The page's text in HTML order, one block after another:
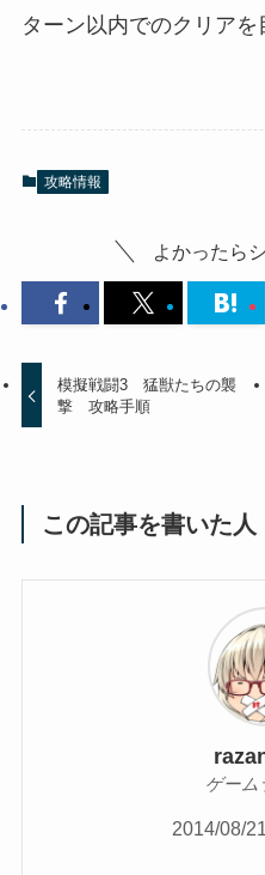
ターン以内でのクリアを
攻略情報
よかったら
模擬戦闘3 猛獣たちの襲
撃 攻略手順
この記事を書いた人
ゲーム
2014/08/